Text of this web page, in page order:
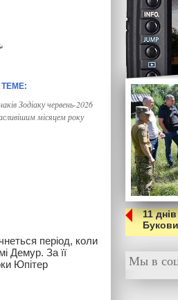
Зодіаку червень-2026
місяцем року
період, коли
Демур. За її
Юпітер
11
Мы в